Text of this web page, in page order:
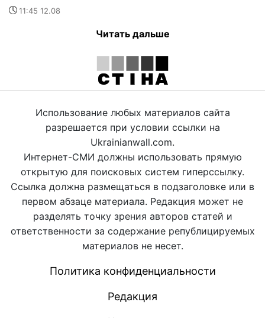
11:45 12.08
Читать дальше
Использование любых материалов сайта
разрешается при условии ссылки на
Ukrainianwall.com.
Интернет-СМИ должны использовать прямую
открытую для поисковых систем гиперссылку.
Ссылка должна размещаться в подзаголовке или в
первом абзаце материала. Редакция может не
разделять точку зрения авторов статей и
ответственности за содержание републицируемых
материалов не несет.
Политика конфиденциальности
Редакция